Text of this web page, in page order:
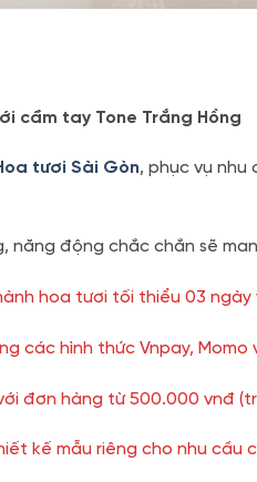
cầm tay Tone Trắng Hồng
tươi Sài Gòn, phục vụ
năng động chắc chắn sẽ
hoa tươi tối thiểu 03
các hình thức Vnpay,
đơn hàng từ 500.000 vnđ
kế mẫu riêng cho nhu cầu